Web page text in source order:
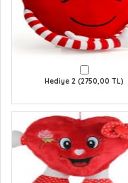
Hediye 2 (2750,00 TL)